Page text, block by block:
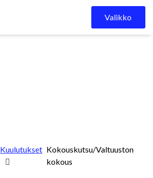
Skip to content
Valikko
Kuulutukset Kokouskutsu/Valtuuston
kokous